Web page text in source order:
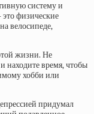
систему и
физические
велосипеде,
жизни. Не
находите время, чтобы
хобби или
придумал